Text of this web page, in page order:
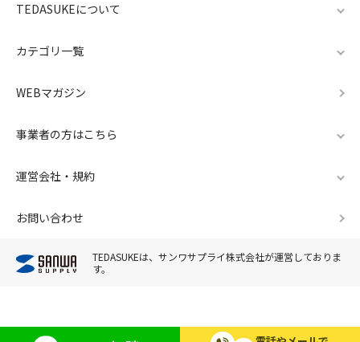
TEDASUKEについて
カテゴリ一覧
WEBマガジン
事業者の方はこちら
運営会社・規約
お問い合わせ
TEDASUKEは、サンワサプライ株式会社が運営しておりま
す。